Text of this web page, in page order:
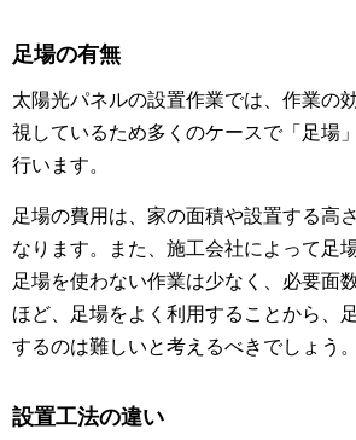
足場の有無
太陽光パネルの設置作業では、作業の
視しているため多くのケースで「足場
行います。
足場の費用は、家の面積や設置する高
なります。また、施工会社によって足
足場を使わない作業は少なく、必要面
ほど、足場をよく利用することから、
するのは難しいと考えるべきでしょう。
設置工法の違い